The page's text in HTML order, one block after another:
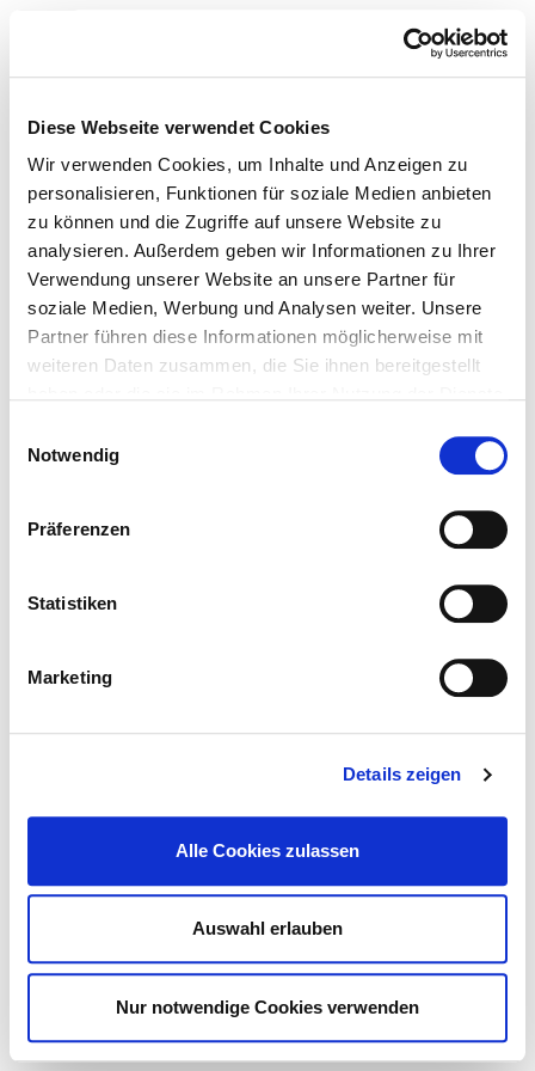
Diese Webseite verwendet Cookies
Wir verwenden Cookies, um Inhalte und Anzeigen zu
personalisieren, Funktionen für soziale Medien anbieten
zu können und die Zugriffe auf unsere Website zu
analysieren. Außerdem geben wir Informationen zu Ihrer
Verwendung unserer Website an unsere Partner für
soziale Medien, Werbung und Analysen weiter. Unsere
Partner führen diese Informationen möglicherweise mit
weiteren Daten zusammen, die Sie ihnen bereitgestellt
Notwendig
Präferenzen
Statistiken
Marketing
Details zeigen
Alle Cookies zulassen
Auswahl erlauben
Nur notwendige Cookies verwenden
To the hospital’s home page
Lutrina Klinik GmbH
Relevant to this:
Medical services
Services & facilities
Single-bed room with own bathroom
© Deutsche Krankenhaus Gesellschaft 2026
Imprint